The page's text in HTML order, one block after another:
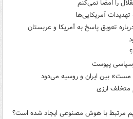
را امضا نمی‌کنم
آمریکایی‌ها
تعویق پاسخ به آمریکا و عربستان
پیوست
مست» بین ایران و روسیه می‌دود
مرتبط با هوش مصنوعی ایجاد شده است؟